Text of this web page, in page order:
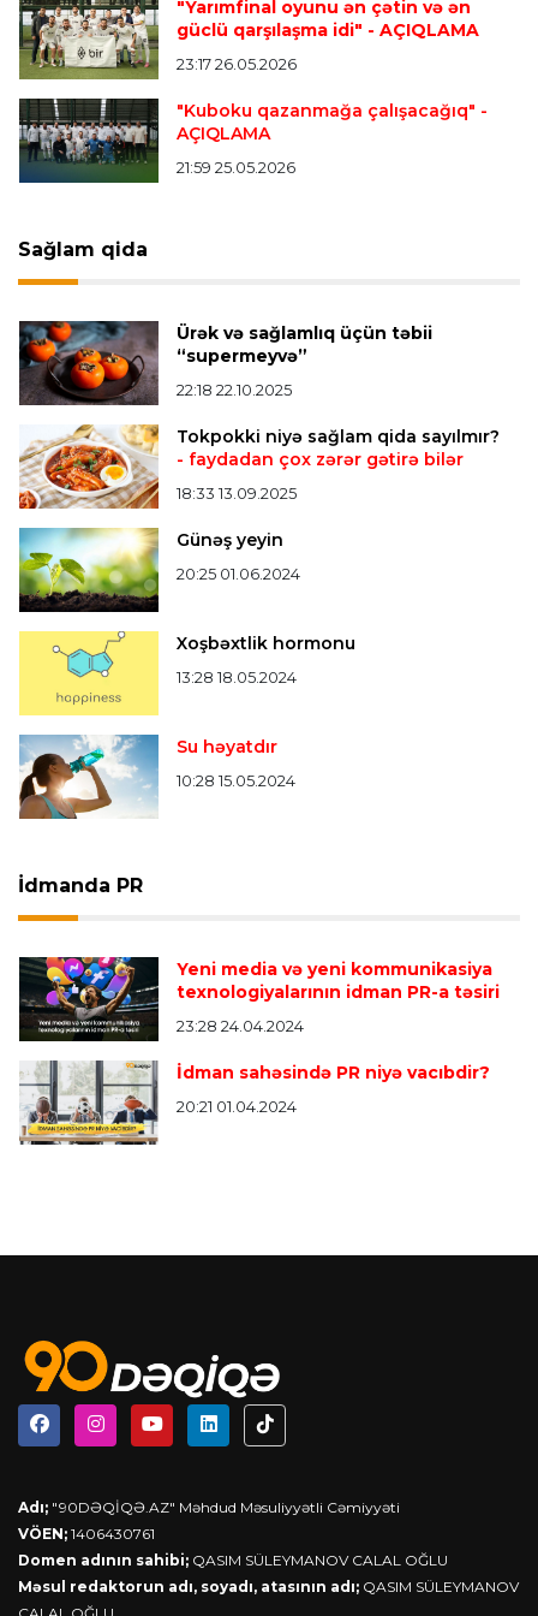
Offside 20:51 08.08.2026
Kamandan oxatma üzrə ölkə çempionatında
finalçılar bəlli oldu
Offside 20:27 08.08.2026
Mingəçevirdə “Kürü keçək?! 5” yarışı keçirildi
Verstappen öz komandasının "Formula 1"də
iştirak etməyəcəyini açıqladı
Bütün xəbərlər >>>
"Yarımfinal oyunu ən çətin və ən
güclü qarşılaşma idi" - AÇIQLAMA
23:17 26.05.2026
"Kuboku qazanmağa çalışacağıq" -
AÇIQLAMA
21:59 25.05.2026
Sağlam qida
Ürək və sağlamlıq üçün təbii
“supermeyvə”
22:18 22.10.2025
Tokpokki niyə sağlam qida sayılmır?
- faydadan çox zərər gətirə bilər
18:33 13.09.2025
Günəş yeyin
20:25 01.06.2024
Xoşbəxtlik hormonu
13:28 18.05.2024
Su həyatdır
10:28 15.05.2024
İdmanda PR
Yeni media və yeni kommunikasiya
texnologiyalarının idman PR-a təsiri
23:28 24.04.2024
İdman sahəsində PR niyə vacıbdir?
20:21 01.04.2024
Adı; "90DƏQİQƏ.AZ" Məhdud Məsuliyyətli Cəmiyyəti
VÖEN; 1406430761
Domen adının sahibi; QASIM SÜLEYMANOV CALAL OĞLU
Məsul redaktorun adı, soyadı, atasının adı; QASIM SÜLEYMANOV